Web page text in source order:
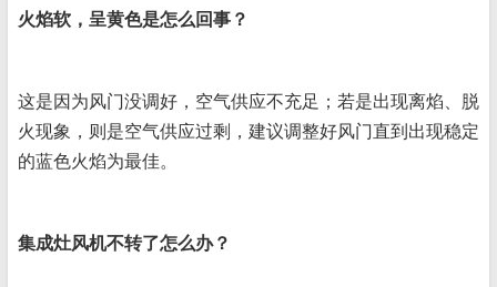
火焰软，呈黄色是怎么回事？
这是因为风门没调好，空气供应不充足；若是出现离焰、脱
火现象，则是空气供应过剩，建议调整好风门直到出现稳定
的蓝色火焰为最佳。
集成灶风机不转了怎么办？